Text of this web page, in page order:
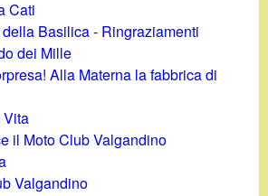
Cati
Basilica - Ringraziamenti
dei Mille
Alla Materna la fabbrica di
Vita
il Moto Club Valgandino
Valgandino